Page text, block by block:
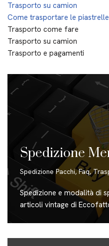
Trasporto su camion
Come trasportare le piastrelle
Trasporto come fare
Trasporto su camion
Trasporto e pagamenti
Spedizione
Spedizione Pacchi,Faq,
Spedizione e modalità di
articoli vintage di